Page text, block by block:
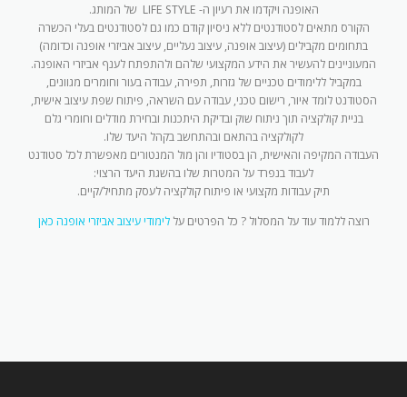
האופנה ויקדמו את רעיון ה- LIFE STYLE של המותג.
הקורס מתאים לסטודנטים ללא ניסיון קודם כמו גם לסטודנטים בעלי הכשרה
בתחומים מקבילים (עיצוב אופנה, עיצוב נעליים, עיצוב אביזרי אופנה וכדומה)
המעוניינים להעשיר את הידע המקצועי שלהם ולהתפתח לענף אביזרי האופנה.
במקביל ללימודים טכניים של גזרות, תפירה, עבודה בעור וחומרים מגוונים,
הסטודנט לומד איור, רישום טכני, עבודה עם השראה, פיתוח שפת עיצוב אישית,
בניית קולקציה תוך ניתוח שוק ובדיקת היתכנות ובחירת מודלים וחומרי גלם
לקולקציה בהתאם ובהתחשב בקהל היעד שלו.
העבודה המקיפה והאישית, הן בסטודיו והן מול המנטורים מאפשרת לכל סטודנט
לעבוד בנפרד על המטרות שלו בהשגת היעד הרצוי:
תיק עבודות מקצועי או פיתוח קולקציה לעסק מתחיל/קיים.
רוצה ללמוד עוד על המסלול ? כל הפרטים עללימודי עיצוב אביזרי אופנה כאן